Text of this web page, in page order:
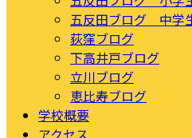
五反田ブログ 中学
荻窪ブログ
下高井戸ブログ
立川ブログ
恵比寿ブログ
学校概要